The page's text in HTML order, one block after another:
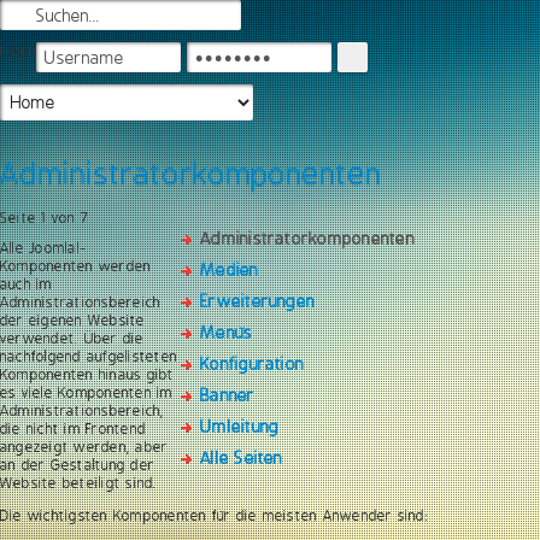
Login
Administratorkomponenten
Administratorkomponenten
Medien
Erweiterungen
Menüs
Konfiguration
Banner
Umleitung
Alle Seiten
Seite 1 von 7
Alle Joomla!-
Komponenten werden
auch im
Administrationsbereich
der eigenen Website
verwendet. Über die
nachfolgend aufgelisteten
Komponenten hinaus gibt
es viele Komponenten im
Administrationsbereich,
die nicht im Frontend
angezeigt werden, aber
an der Gestaltung der
Website beteiligt sind.
Die wichtigsten Komponenten für die meisten Anwender sind: